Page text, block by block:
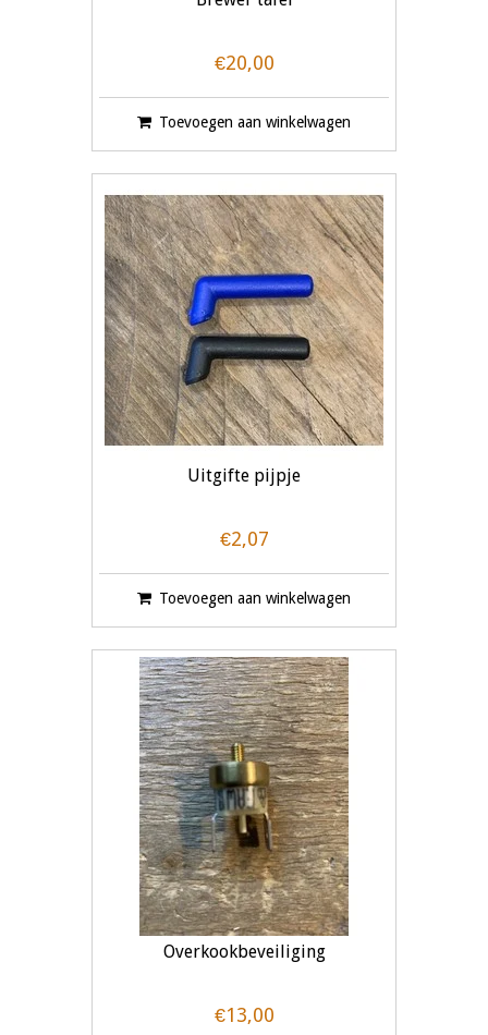
€20,00
Toevoegen aan winkelwagen
Uitgifte pijpje
€2,07
Toevoegen aan winkelwagen
Overkookbeveiliging
€13,00